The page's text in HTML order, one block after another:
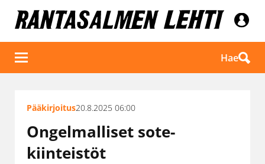
Hae
Pääkirjoitus20.8.2025 06:00
Ongelmalliset sote-
kiinteistöt